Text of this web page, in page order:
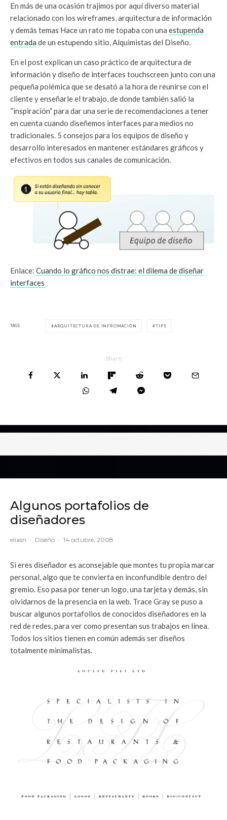
En más de una ocasión trajimos por aquí diverso material
relacionado con los wireframes, arquitectura de información
y demás temas Hace un rato me topaba con una estupenda
entrada de un estupendo sitio, Alquimistas del Diseño.
En el post explican un caso práctico de arquitectura de
información y diseño de interfaces touchscreen junto con una
pequeña polémica que se desató a la hora de reunirse con el
cliente y enseñarle el trabajo, de donde también salió la
“inspiración” para dar una serie de recomendaciones a tener
en cuenta cuando diseñemos interfaces para medios no
tradicionales. 5 consejos para los equipos de diseño y
desarrollo interesados en mantener estándares gráficos y
efectivos en todos sus canales de comunicación.
Enlace: Cuando lo gráfico nos distrae: el dilema de diseñar
interfaces
TAGS ARQUITECTURA DE INFROMACIÓN TIPS
Share
Algunos portafolios de
diseñadores
eliasn · Diseño · 14 octubre, 2008
Si eres diseñador es aconsejable que montes tu propia marcar
personal, algo que te convierta en inconfundible dentro del
gremio. Eso pasa por tener un logo, una tarjeta y demás, sin
olvidarnos de la presencia en la web. Trace Gray se puso a
buscar algunos portafolios de conocidos diseñadores en la
red de redes, para ver como presentan sus trabajos en línea.
Todos los sitios tienen en común además ser diseños
totalmente minimalistas.